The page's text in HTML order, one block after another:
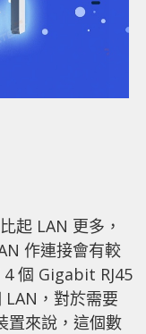
起 LAN 更多，
作連接會有較
個 Gigabit RJ45
，對於需要
置來說，這個數